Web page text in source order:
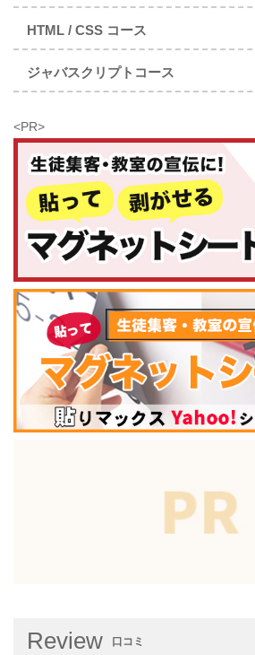
HTML / CSS コース
ジャバスクリプトコース
<PR>
Review 口コミ